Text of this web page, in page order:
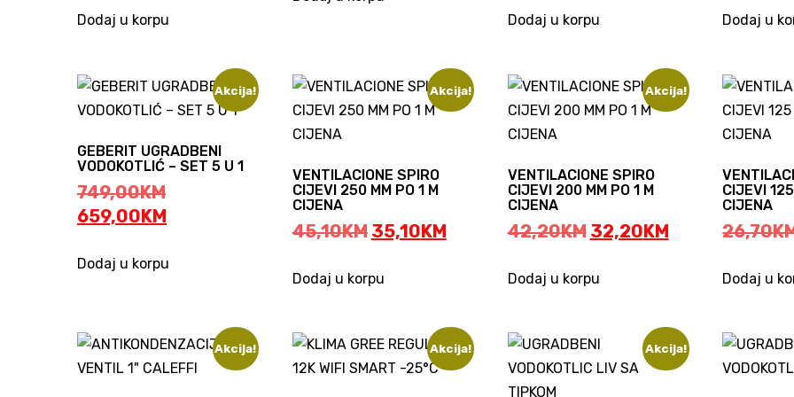
349,00KM.
is:
Dodaj u korpu
849,00KM.
is:
Dodaj u korpu Dodaj u
Akcija!
GEBERIT UGRADBENI
VODOKOTLIĆ – SET 5 U 1
749,00KMOriginal
price
749,00KM.
659,00KM
is:
Dodaj u korpu
Akcija!
VENTILACIONE SPIRO
CIJEVI 250 MM PO 1 M
CIJENA
45,10KM Original
was:
35,10KMCurrent
Dodaj u korpu
Akcija!
VENTILACIONE SPIRO
CIJEVI 200 MM PO 1 M
CIJENA
42,20KM Original
was:
32,20KMCurrent
Dodaj u korpu
CIJEVI
CIJENA
26,70
Dodaj u
Akcija! Akcija! Akcija!